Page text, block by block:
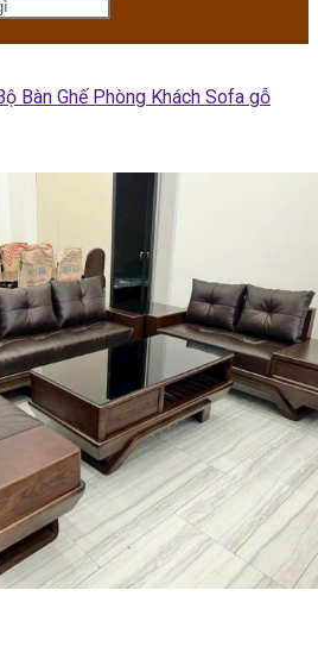
Bàn Ghế Phòng Khách Sofa gỗ